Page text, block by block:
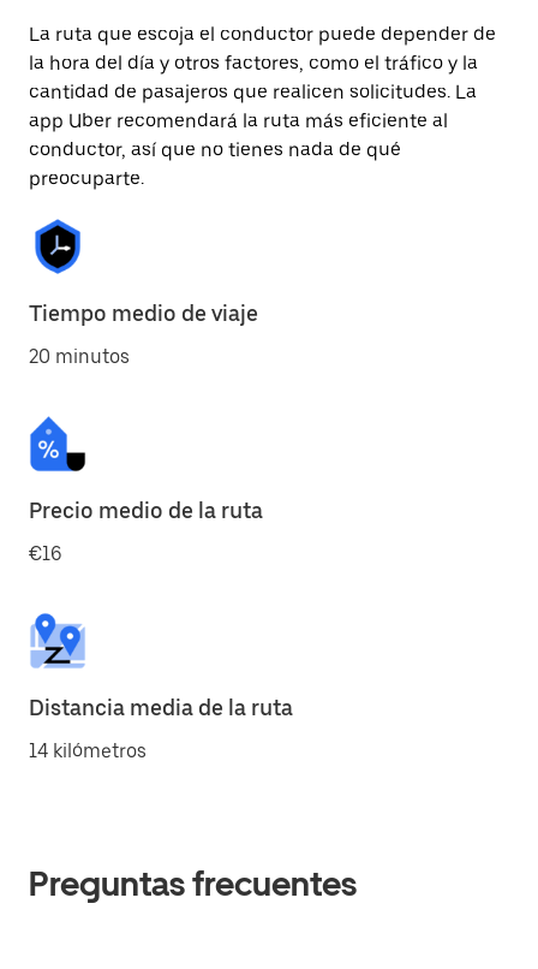
La ruta que escoja el conductor puede depender de
la hora del día y otros factores, como el tráfico y la
cantidad de pasajeros que realicen solicitudes. La
app Uber recomendará la ruta más eficiente al
conductor, así que no tienes nada de qué
preocuparte.
Tiempo medio de viaje
20 minutos
Precio medio de la ruta
€16
Distancia media de la ruta
14 kilómetros
Preguntas frecuentes